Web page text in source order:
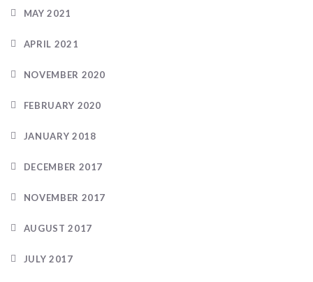
MAY 2021
APRIL 2021
NOVEMBER 2020
FEBRUARY 2020
JANUARY 2018
DECEMBER 2017
NOVEMBER 2017
AUGUST 2017
JULY 2017